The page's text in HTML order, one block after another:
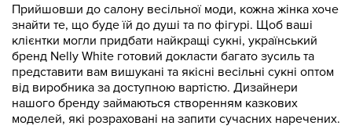
Прийшовши до салону весільної моди, кожна жінка хоче
знайти те, що буде їй до душі та по фігурі. Щоб ваші
клієнтки могли придбати найкращі сукні, український
бренд Nelly White готовий докласти багато зусиль та
представити вам вишукані та якісні весільні сукні оптом
від виробника за доступною вартістю. Дизайнери
нашого бренду займаються створенням казкових
моделей, які розраховані на запити сучасних наречених.